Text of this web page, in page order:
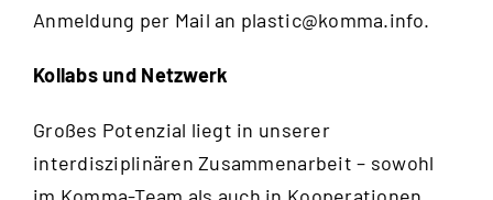
Anmeldung per Mail an plastic@komma.info.
Kollabs und Netzwerk
Großes Potenzial liegt in unserer
interdisziplinären Zusammenarbeit – sowohl